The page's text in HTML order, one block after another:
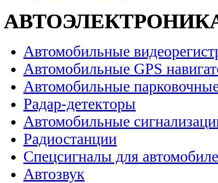
Автомобильные
Автомобильные GPS
Автомобильные
Радар-детекторы
Автомобильные
Радиостанции
Спецсигналы для
Автозвук